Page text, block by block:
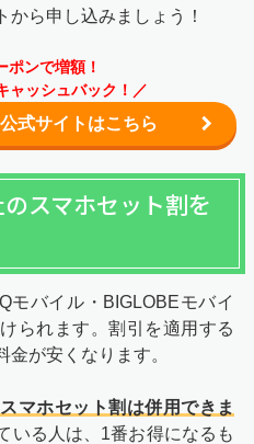
ら申し込みましょう！
ポンで増額！
ャッシュバック！／
式サイトはこちら
スマホセット割を
モバイル・BIGLOBEモバイ
られます。割引を適用する
が安くなります。
スマホセット割は併用できま
いる人は、1番お得になるも